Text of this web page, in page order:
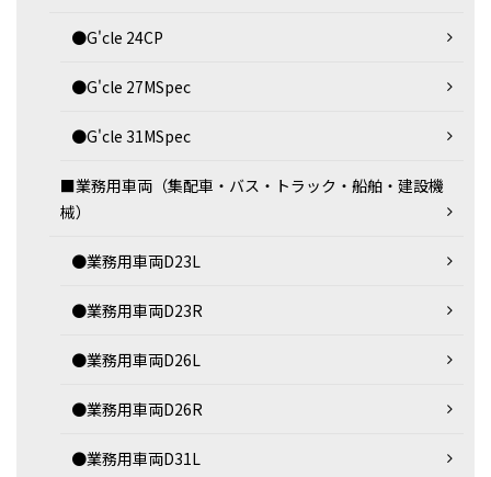
●G'cle 24CP
●G'cle 27MSpec
●G'cle 31MSpec
■業務用車両（集配車・バス・トラック・船舶・建設機
械）
●業務用車両D23L
●業務用車両D23R
●業務用車両D26L
●業務用車両D26R
●業務用車両D31L